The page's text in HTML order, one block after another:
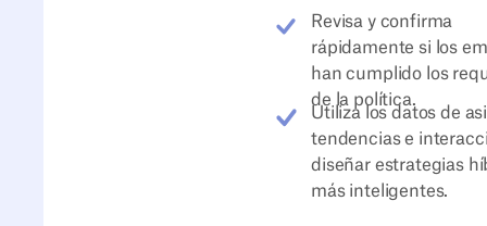
Revisa y confirma
rápidamente si los
han cumplido los
de la política.
Utiliza los datos de
tendencias e
diseñar estrategias
más inteligentes.